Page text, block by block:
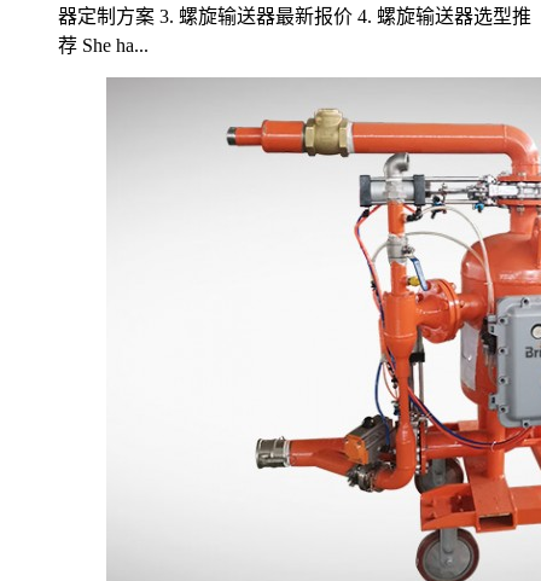
器定制方案 3. 螺旋输送器最新报价 4. 螺旋输送器选型推
荐 She ha...